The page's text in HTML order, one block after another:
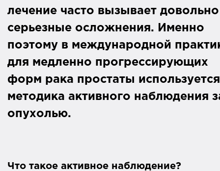
лечение часто вызывает довольно
серьезные осложнения. Именно
поэтому в международной
для медленно прогрессирующих
форм рака простаты используется
методика активного наблюдения
опухолью.
Что такое активное наблюдение?